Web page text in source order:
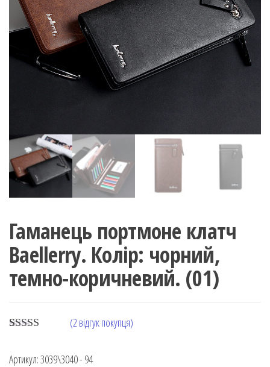
Гаманець портмоне клатч
Baellerry. Колір: чорний,
темно-коричневий. (01)
based on
(2 відгук покупця)
Артикул:3039\3040 - 94